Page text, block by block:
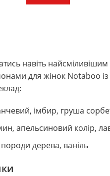
навіть
для жінок Notaboo із
імбир, груша
апельсиновий колір,
породи дерева, ваніль